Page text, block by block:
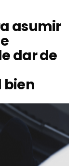
asumir
dar de